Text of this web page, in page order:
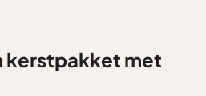
kerstpakket met